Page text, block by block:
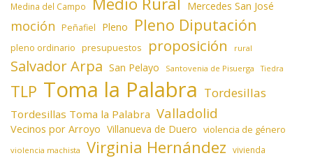
Medina del Campo Mercedes San José
moción Peñafiel Pleno Pleno Diputación
pleno ordinario presupuestos proposición rural
Salvador Arpa San Pelayo Santovenia de Pisuerga Tiedra
TLP Toma la Palabra Tordesillas
Tordesillas Toma la Palabra Valladolid
Vecinos por Arroyo Villanueva de Duero violencia de género
violencia machista Virginia Hernández vivienda